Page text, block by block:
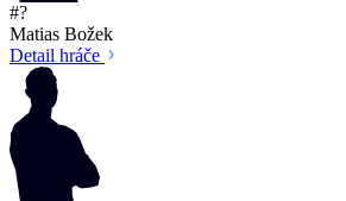
#?
Matias Božek
Detail hráče